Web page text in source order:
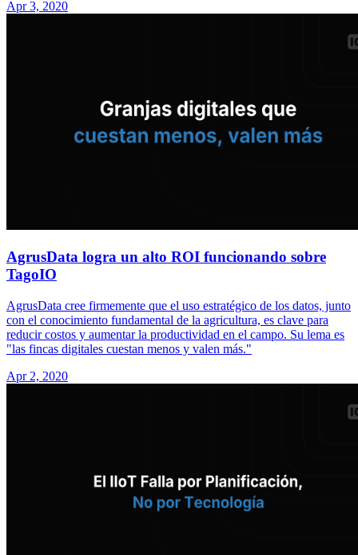
Apr 3, 2020
AgrusData logra un alto ROI funcionando sobre
TagoIO
AgrusData cree firmemente que el uso estratégico de los datos, junto
con el conocimiento fundamental de la agricultura, es clave para
reducir costos y aumentar la productividad en el campo. Su lema es
"las fincas digitales cuestan menos y valen más."
Apr 2, 2020